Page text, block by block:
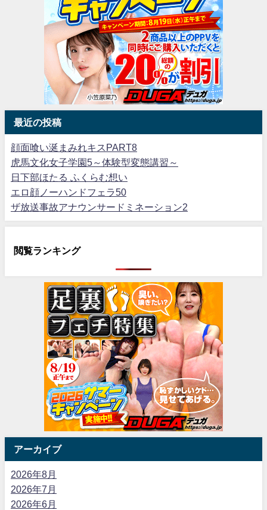
最近の投稿
顔面喰い涎まみれキスPART8
虎馬文化女子学園5～体験型変態講習～
日下部ほたる ふくらむ想い
エロ顔ノーハンドフェラ50
ザ放送事故アナウンサードミネーション2
閲覧ランキング
アーカイブ
2026年8月
2026年7月
2026年6月